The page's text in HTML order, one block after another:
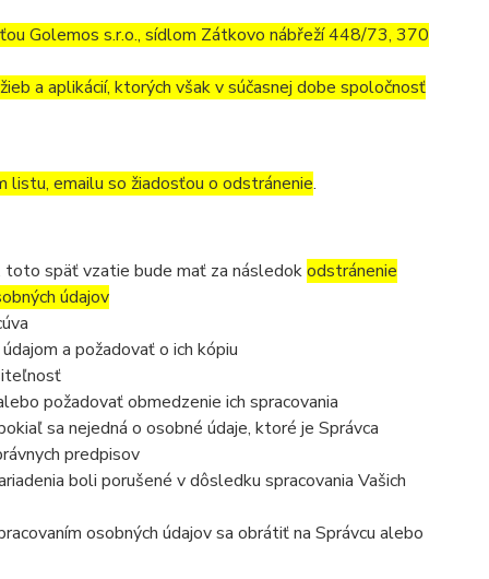
Golemos s.r.o., sídlom Zátkovo nábřeží 448/73, 370
a aplikácií, ktorých však v súčasnej dobe spoločnosť
listu, emailu so žiadosťou o odstránenie.
toto späť vzatie bude mať za následokodstránenie
údajov
a požadovať o ich kópiu
požadovať obmedzenie ich spracovania
sa nejedná o osobné údaje, ktoré je Správca
predpisov
boli porušené v dôsledku spracovania Vašich
osobných údajov sa obrátiť na Správcu alebo